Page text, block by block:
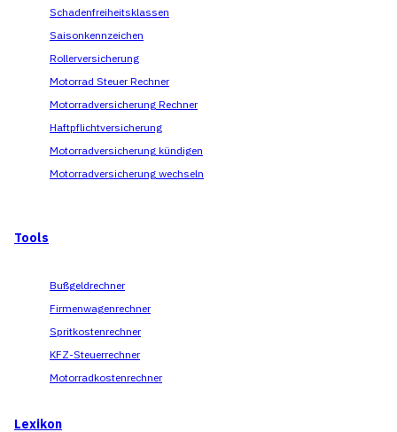
Schadenfreiheitsklassen
Saisonkennzeichen
Rollerversicherung
Motorrad Steuer Rechner
Motorradversicherung Rechner
Haftpflichtversicherung
Motorradversicherung kündigen
Motorradversicherung wechseln
Tools
Bußgeldrechner
Firmenwagenrechner
Spritkostenrechner
KFZ-Steuerrechner
Motorradkostenrechner
Lexikon